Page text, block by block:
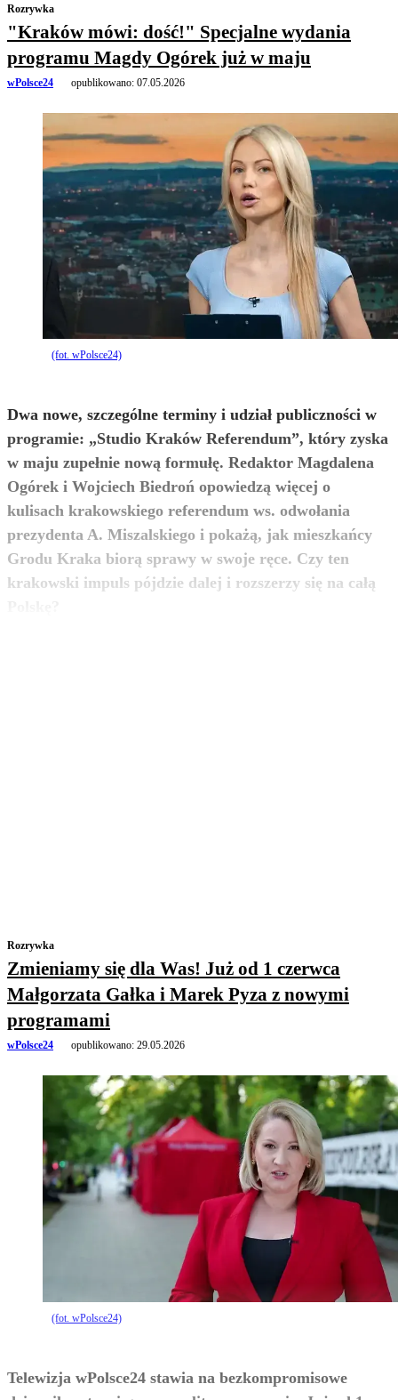
Rozrywka
"Kraków mówi: dość!" Specjalne wydania
programu Magdy Ogórek już w maju
wPolsce24 opublikowano: 07.05.2026
(fot. wPolsce24)
Dwa nowe, szczególne terminy i udział publiczności w
programie: „Studio Kraków Referendum”, który zyska
w maju zupełnie nową formułę. Redaktor Magdalena
Ogórek i Wojciech Biedroń opowiedzą więcej o
kulisach krakowskiego referendum ws. odwołania
prezydenta A. Miszalskiego i pokażą, jak mieszkańcy
Grodu Kraka biorą sprawy w swoje ręce. Czy ten
krakowski impuls pójdzie dalej i rozszerzy się na całą
zobacz więcej
Rozrywka
Zmieniamy się dla Was! Już od 1 czerwca
Małgorzata Gałka i Marek Pyza z nowymi
programami
wPolsce24 opublikowano: 29.05.2026
(fot. wPolsce24)
Telewizja wPolsce24 stawia na bezkompromisowe